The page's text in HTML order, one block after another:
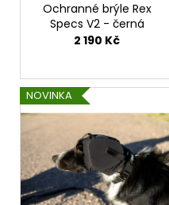
ů
Ochranné brýle Rex
Specs V2 - černá
2 190 Kč
NOVINKA